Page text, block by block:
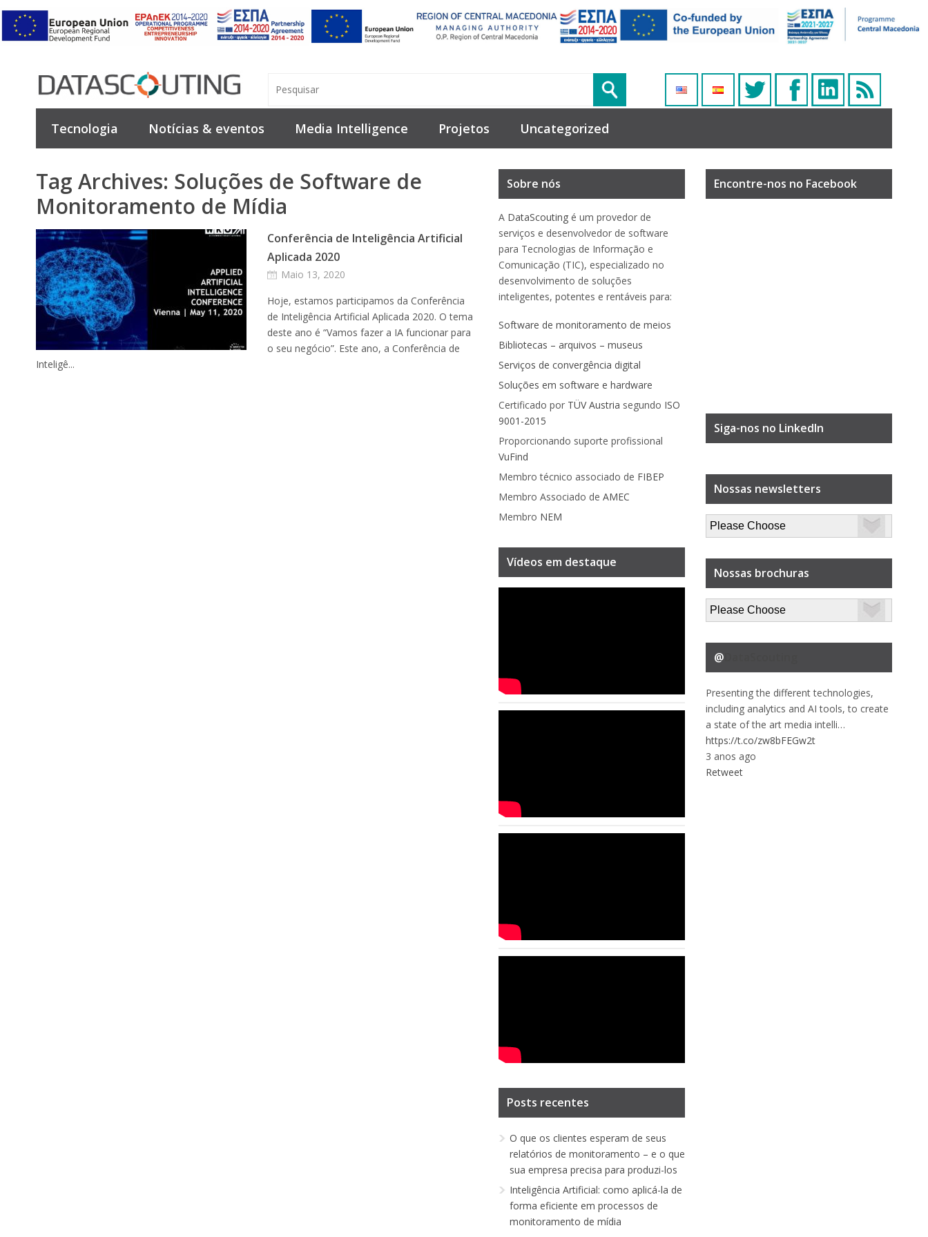
Tecnologia Notícias & eventos Media Intelligence Projetos Uncategorized
Tag Archives: Soluções de Software de
Monitoramento de Mídia
Conferência de Inteligência Artificial
Aplicada 2020
Maio 13, 2020
Hoje, estamos participamos da Conferência
de Inteligência Artificial Aplicada 2020. O tema
deste ano é “Vamos fazer a IA funcionar para
o seu negócio”. Este ano, a Conferência de
Inteligê...
Sobre nós
A DataScouting é um provedor de
serviços e desenvolvedor de software
para Tecnologias de Informação e
Comunicação (TIC), especializado no
desenvolvimento de soluções
inteligentes, potentes e rentáveis para:
Software de monitoramento de meios
Bibliotecas – arquivos – museus
Serviços de convergência digital
Soluções em software e hardware
Certificado por TÜV Austria segundo ISO
9001-2015
Proporcionando suporte profissional
VuFind
Membro técnico associado de FIBEP
Membro Associado de AMEC
Membro NEM
Vídeos em destaque
Posts recentes
O que os clientes esperam de seus
relatórios de monitoramento – e o que
sua empresa precisa para produzi-los
Inteligência Artificial: como aplicá-la de
forma eficiente em processos de
monitoramento de mídia
Encontre-nos no Facebook
Siga-nos no LinkedIn
Nossas newsletters
Nossas brochuras
@
Presenting the different technologies,
including analytics and AI tools, to create
a state of the art media intelli…
https://t.co/zw8bFEGw2t
3 anos ago
Retweet